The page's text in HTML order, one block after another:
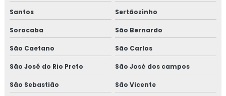
Santos Sertãozinho
Sorocaba São Bernardo
São Caetano São Carlos
São José do Rio Preto São José dos campos
São Sebastião São Vicente